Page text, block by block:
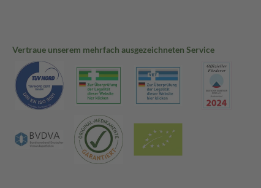
Vertraue unserem mehrfach ausgezeichneten Service